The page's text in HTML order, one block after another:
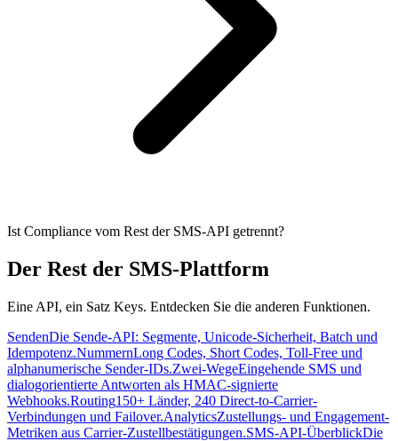
Ist Compliance vom Rest der SMS-API getrennt?
Der Rest der SMS-Plattform
Eine API, ein Satz Keys. Entdecken Sie die anderen Funktionen.
SendenDie Sende-API: Segmente, Unicode-Sicherheit, Batch und
Idempotenz.NummernLong Codes, Short Codes, Toll-Free und
alphanumerische Sender-IDs.Zwei-WegeEingehende SMS und
dialogorientierte Antworten als HMAC-signierte
Webhooks.Routing150+ Länder, 240 Direct-to-Carrier-
Verbindungen und Failover.AnalyticsZustellungs- und Engagement-
Metriken aus Carrier-Zustellbestätigungen.SMS-API-ÜberblickDie